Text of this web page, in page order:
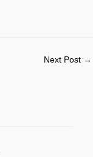
Next Post →